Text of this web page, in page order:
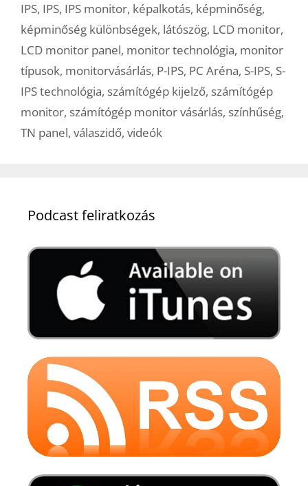
IPS, IPS, IPS monitor, képalkotás, képminőség,
képminőség különbségek, látószög, LCD monitor,
LCD monitor panel, monitor technológia, monitor
típusok, monitorvásárlás, P-IPS, PC Aréna, S-IPS, S-
IPS technológia, számítógép kijelző, számítógép
monitor, számítógép monitor vásárlás, színhűség,
TN panel, válaszidő, videók
Podcast feliratkozás